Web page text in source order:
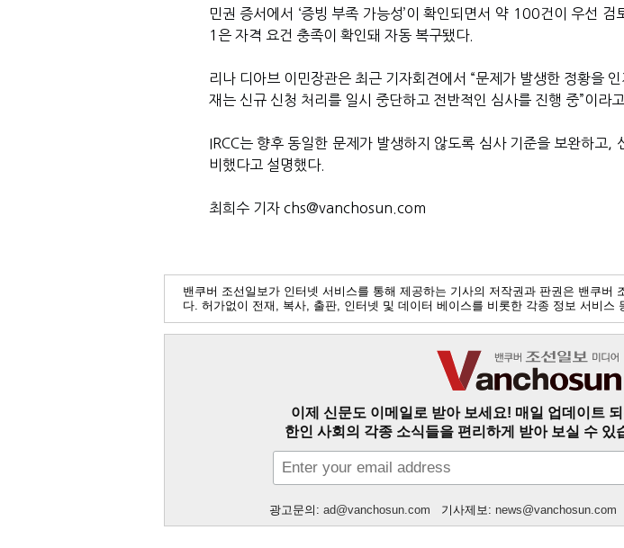
민권 증서에서 ‘증빙 부족 가능성’이 확인되면서 약 100건이 우선
1은 자격 요건 충족이 확인돼 자동 복구됐다.
리나 디아브 이민장관은 최근 기자회견에서 “문제가 발생한 정황을
재는 신규 신청 처리를 일시 중단하고 전반적인 심사를 진행 중”이라
IRCC는 향후 동일한 문제가 발생하지 않도록 심사 기준을 보완하고,
비했다고 설명했다.
최희수 기자 chs@vanchosun.com
밴쿠버 조선일보가 인터넷 서비스를 통해 제공하는 기사의 저작권과 판권은 밴쿠버
다. 허가없이 전재, 복사, 출판, 인터넷 및 데이터 베이스를 비롯한 각종 정보 서비스
이제 신문도 이메일로 받아 보세요! 매일 업데이트
한인 사회의 각종 소식들을 편리하게 받아 보실 수 있
광고문의: ad@vanchosun.com 기사제보: news@vanchosun.com